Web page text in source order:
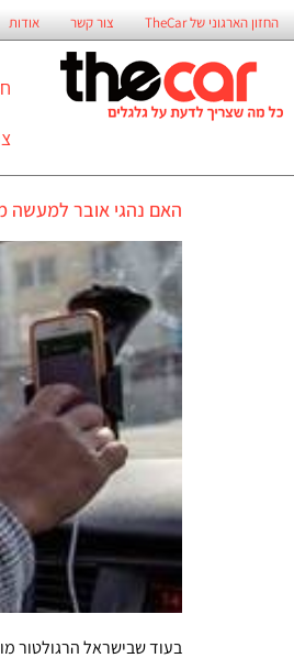
החזון הארגוני של TheCar צור קשר אודות
האם נהגי אובר למעשה